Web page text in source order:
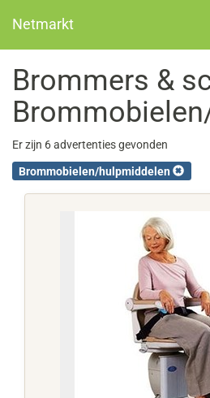
Netmarkt
Brommers &
Er zijn 6 advertenties gevonden
Brommobielen/hulpmiddelen